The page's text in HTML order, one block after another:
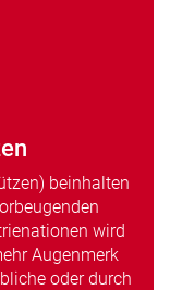
beinhalten
wird
Augenmerk
oder durch